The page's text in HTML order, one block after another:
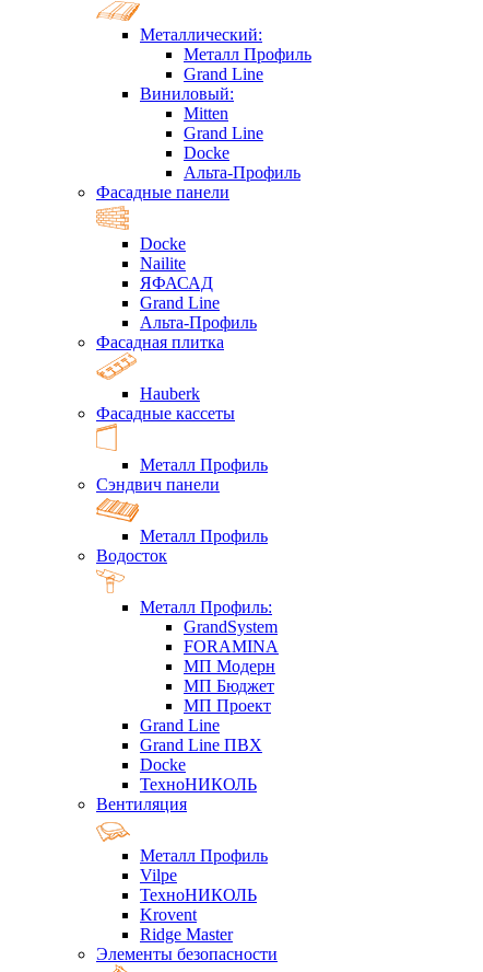
Металлический:
Металл Профиль
Grand Line
Виниловый:
Mitten
Grand Line
Docke
Альта-Профиль
Фасадные панели
Docke
Nailite
ЯФАСАД
Grand Line
Альта-Профиль
Фасадная плитка
Hauberk
Фасадные кассеты
Металл Профиль
Сэндвич панели
Металл Профиль
Водосток
Металл Профиль:
GrandSystem
FORAMINA
МП Модерн
МП Бюджет
МП Проект
Grand Line
Grand Line ПВХ
Docke
ТехноНИКОЛЬ
Вентиляция
Металл Профиль
Vilpe
ТехноНИКОЛЬ
Krovent
Ridge Master
Элементы безопасности